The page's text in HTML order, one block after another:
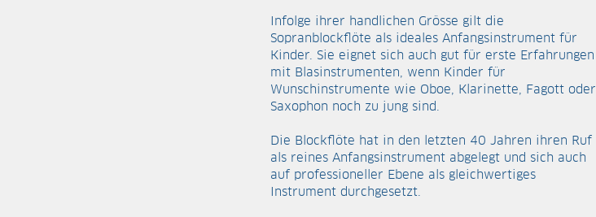
Infolge ihrer handlichen Grösse gilt die
Sopranblockflöte als ideales Anfangsinstrument für
Kinder. Sie eignet sich auch gut für erste Erfahrungen
mit Blasinstrumenten, wenn Kinder für
Wunschinstrumente wie Oboe, Klarinette, Fagott oder
Saxophon noch zu jung sind.
Die Blockflöte hat in den letzten 40 Jahren ihren Ruf
als reines Anfangsinstrument abgelegt und sich auch
auf professioneller Ebene als gleichwertiges
Instrument durchgesetzt.